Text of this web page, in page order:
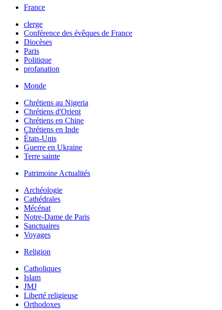
France
clerge
Conférence des évêques de France
Diocèses
Paris
Politique
profanation
Monde
Chrétiens au Nigeria
Chrétiens d'Orient
Chrétiens en Chine
Chrétiens en Inde
États-Unis
Guerre en Ukraine
Terre sainte
Patrimoine Actualités
Archéologie
Cathédrales
Mécénat
Notre-Dame de Paris
Sanctuaires
Voyages
Religion
Catholiques
Islam
JMJ
Liberté religieuse
Orthodoxes